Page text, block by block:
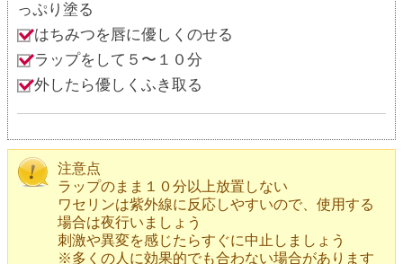
っぷり塗る
はちみつを唇に優しくのせる
ラップをして５〜１０分
外したら優しくふき取る
注意点
ラップのまま１０分以上放置しない
ワセリンは紫外線に反応しやすいので、使用する
場合は夜行いましょう
刺激や異変を感じたらすぐに中止しましょう
※多くの人に効果的でも合わない場合があります